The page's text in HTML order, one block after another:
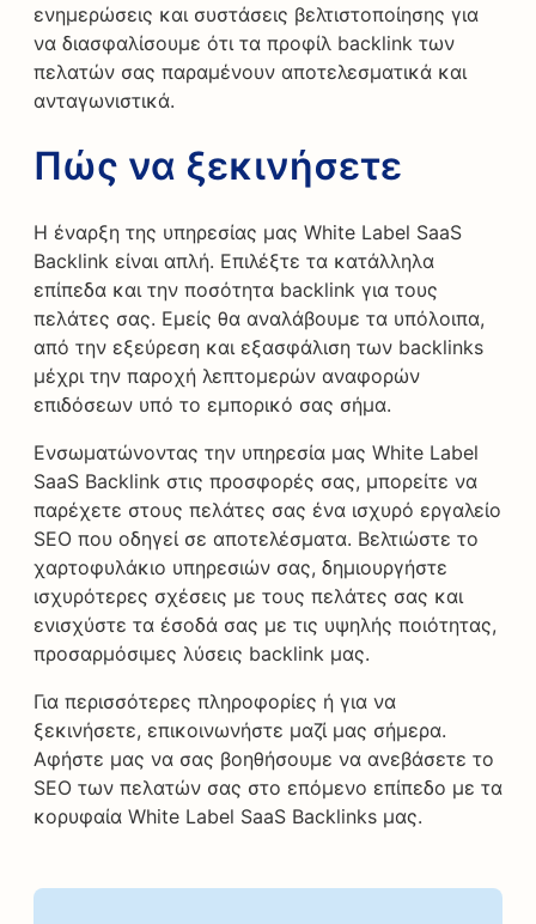
ενημερώσεις και συστάσεις βελτιστοποίησης για
να διασφαλίσουμε ότι τα προφίλ backlink των
πελατών σας παραμένουν αποτελεσματικά και
ανταγωνιστικά.
Πώς να ξεκινήσετε
Η έναρξη της υπηρεσίας μας White Label SaaS
Backlink είναι απλή. Επιλέξτε τα κατάλληλα
επίπεδα και την ποσότητα backlink για τους
πελάτες σας. Εμείς θα αναλάβουμε τα υπόλοιπα,
από την εξεύρεση και εξασφάλιση των backlinks
μέχρι την παροχή λεπτομερών αναφορών
επιδόσεων υπό το εμπορικό σας σήμα.
Ενσωματώνοντας την υπηρεσία μας White Label
SaaS Backlink στις προσφορές σας, μπορείτε να
παρέχετε στους πελάτες σας ένα ισχυρό εργαλείο
SEO που οδηγεί σε αποτελέσματα. Βελτιώστε το
χαρτοφυλάκιο υπηρεσιών σας, δημιουργήστε
ισχυρότερες σχέσεις με τους πελάτες σας και
ενισχύστε τα έσοδά σας με τις υψηλής ποιότητας,
προσαρμόσιμες λύσεις backlink μας.
Για περισσότερες πληροφορίες ή για να
ξεκινήσετε, επικοινωνήστε μαζί μας σήμερα.
Αφήστε μας να σας βοηθήσουμε να ανεβάσετε το
SEO των πελατών σας στο επόμενο επίπεδο με τα
κορυφαία White Label SaaS Backlinks μας.